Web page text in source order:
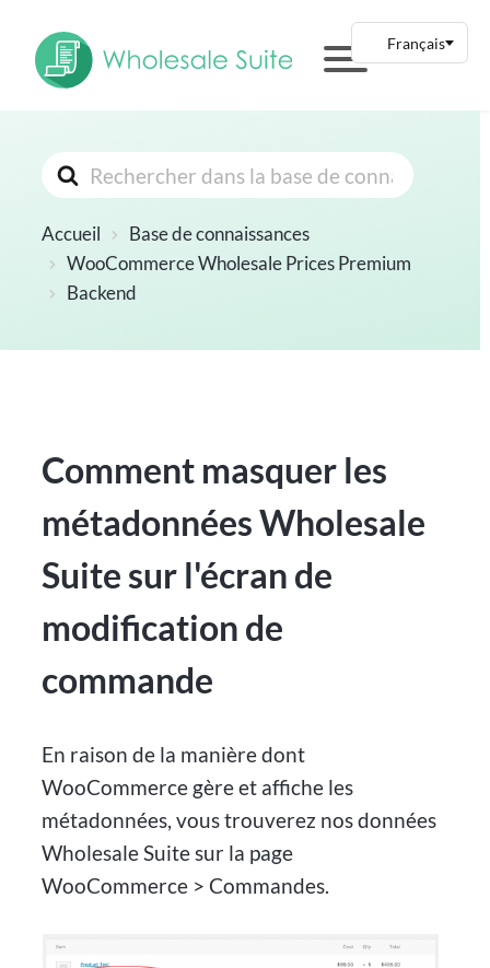
Rechercher
Accueil
Base de connaissances
WooCommerce Wholesale Prices Premium
Backend
Comment masquer les
métadonnées Wholesale
Suite sur l'écran de
modification de
commande
En raison de la manière dont
WooCommerce gère et affiche les
métadonnées, vous trouverez nos données
Wholesale Suite sur la page
WooCommerce > Commandes.